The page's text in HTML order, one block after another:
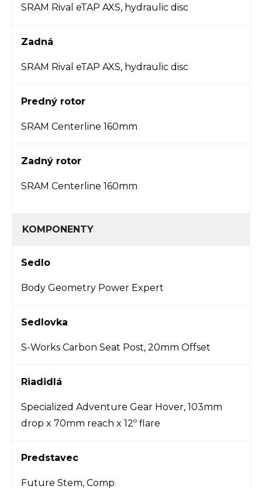
SRAM Rival eTAP AXS, hydraulic disc
Zadná
SRAM Rival eTAP AXS, hydraulic disc
Predný rotor
SRAM Centerline 160mm
Zadný rotor
SRAM Centerline 160mm
KOMPONENTY
Sedlo
Body Geometry Power Expert
Sedlovka
S-Works Carbon Seat Post, 20mm Offset
Riadidlá
Specialized Adventure Gear Hover, 103mm
drop x 70mm reach x 12º flare
Predstavec
Future Stem, Comp